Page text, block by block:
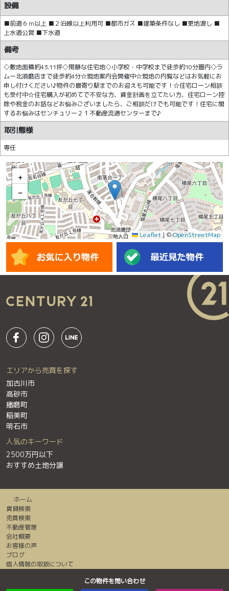
設備
■前道６ｍ以上 ■２沿線以上利用可 ■都市ガス ■建築条件なし ■更地渡し ■
上水道公営 ■下水道
備考
◇敷地面積約43.11坪◇閑静な住宅地◇小学校・中学校まで徒歩約10分圏内◇ラ
ムー北須磨店まで徒歩約4分☆現地案内会開催中☆現地の内覧などはお気軽にお
申し付けください♪物件の最寄り駅までのお迎えも可能です！☆住宅ローン相談
も受付中☆住宅購入が初めてで不安な方、資金計画を立てたい方、住宅ローン控
除や税金のお話などお悩みございましたら、ご相談だけでも可能です！住宅に関
するお悩みはセンチュリー２１不動産流通センターまで♪
取引態様
専任
+
−
Leaflet| ©OpenStreetMap
この物件を問い合わせ
エリアから売買を探す
加古川市
高砂市
播磨町
稲美町
明石市
人気のキーワード
2500万円以下
おすすめ土地分譲
ホーム
賃貸検索
売買検索
不動産管理
会社概要
お客様の声
ブログ
個人情報の取扱について
センチュリー２１加盟店は全て独立・自営です。